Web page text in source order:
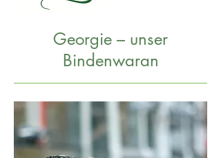
Georgie – unser
Bindenwaran